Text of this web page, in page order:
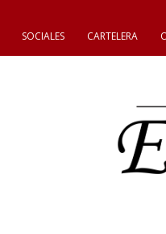
SOCIALES CARTELERA